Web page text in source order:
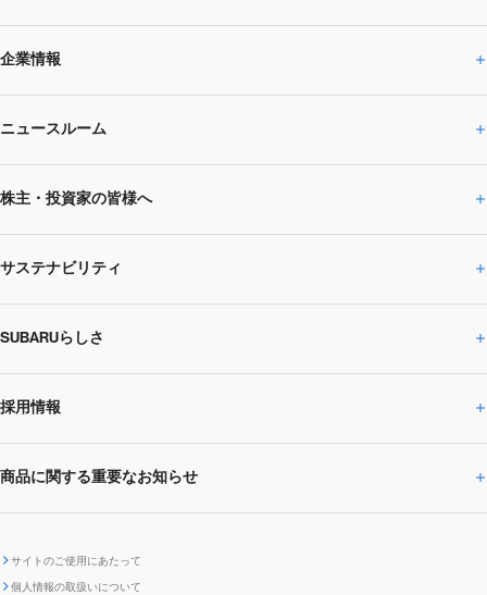
企業情報
企業情報トップ
SUBARUのありたい姿
SUBARU 2025方針
事業所・関係会社
ニュースルーム
ニュースルームトップ
ニュースリリース
閉じる
株主・投資家の皆様へ
株主・投資家の皆様へトップ
企業・経営
IRライブラリー
株主・投資家サポート
IRカレンダー
サステナビリティ
サステナビリティトップ
CEOサステナビリティ
環境
ガバナンス
SUBARUらしさ
SUBARUらしさトップ
SUBARUびと
SUBARUデザイン
採用情報
採用情報トップ
商品に関する重要なお知らせ
サイトのご使用にあたって
個人情報の取扱いについて